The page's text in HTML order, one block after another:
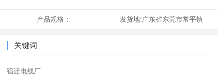
产品规格： 发货地:广东省东莞市常平镇
关键词
宿迁电线厂